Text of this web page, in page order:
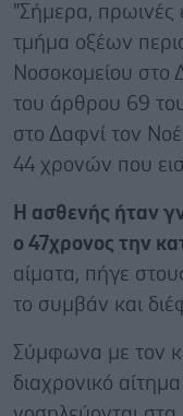
"Σήμερα, πρωινές
τμήμα οξέων
Νοσοκομείου στο
του άρθρου 69
στο Δαφνί τον
44 χρονών που
Η ασθενής ήταν
ο 47χρονος την
αίματα, πήγε
το συμβάν και
Σύμφωνα με τον κ.
διαχρονικό